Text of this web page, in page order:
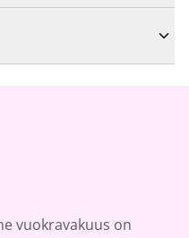
vuokravakuus on